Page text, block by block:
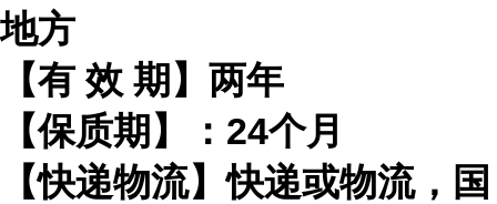
地方
【有 效 期】两年
【保质期】： 24个月
【快递物流】快递或物流，国